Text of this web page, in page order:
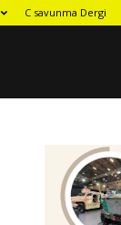
C savunma Dergi